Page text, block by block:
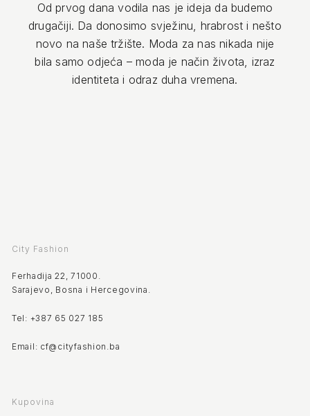
Od prvog dana vodila nas je ideja da budemo
drugačiji. Da donosimo svježinu, hrabrost i nešto
novo na naše tržište. Moda za nas nikada nije
bila samo odjeća – moda je način života, izraz
identiteta i odraz duha vremena.
City Fashion
Ferhadija 22, 71000.
Sarajevo, Bosna i Hercegovina.
Tel: +387 65 027 185
Email: cf@cityfashion.ba
Kupovina